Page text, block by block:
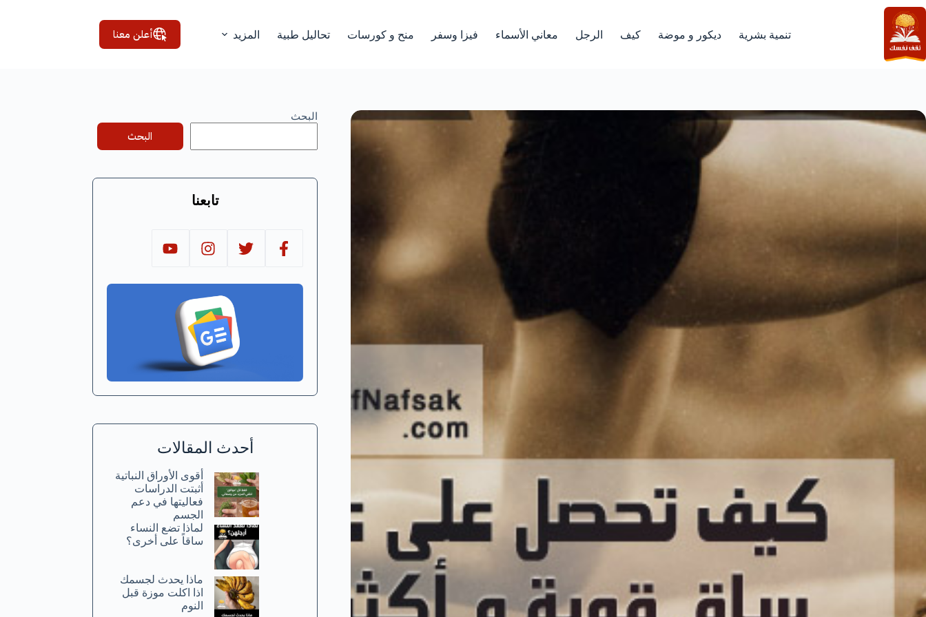
التجاوز
إلى
المحتوى
تنمية بشرية ديكور و موضة كيف الرجل معاني الأسماء فيزا وسفر منح و كورسات تحاليل طبية المزيد أعلن معنا
البحث
البحث
تابعنا
أحدث المقالات
أقوى الأوراق النباتية
أثبتت الدراسات
فعاليتها في دعم
الجسم
لماذا تضع النساء
ساقاً على أخرى؟
ماذا يحدث لجسمك
اذا اكلت موزة قبل
النوم